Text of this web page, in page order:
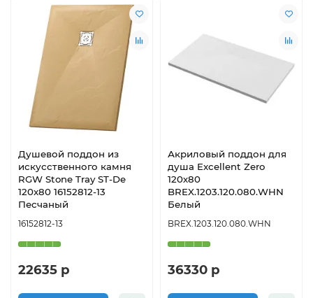
Душевой поддон из
искусственного камня
RGW Stone Tray ST-De
120x80 16152812-13
Песчаный
16152812-13
22635 р
Акриловый поддон для
душа Excellent Zero
120х80
BREX.1203.120.080.WHN
Белый
BREX.1203.120.080.WHN
36330 р